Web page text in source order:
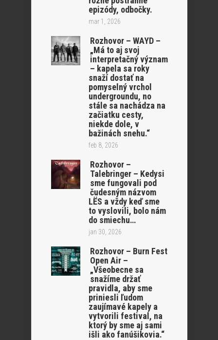
epizódy, odbočky.
mar 1, 2026
Rozhovor – WAYD –
„Má to aj svoj
interpretačný význam
– kapela sa roky
snaží dostať na
pomyselný vrchol
undergroundu, no
stále sa nachádza na
začiatku cesty,
niekde dole, v
bažinách snehu.“
feb 8, 2026
Rozhovor –
Talebringer – Kedysi
sme fungovali pod
čudesným názvom
LËS a vždy keď sme
to vyslovili, bolo nám
do smiechu…
jan 30, 2026
Rozhovor – Burn Fest
Open Air –
„Všeobecne sa
snažíme držať
pravidla, aby sme
priniesli ľudom
zaujímavé kapely a
vytvorili festival, na
ktorý by sme aj sami
išli ako fanúšikovia.“